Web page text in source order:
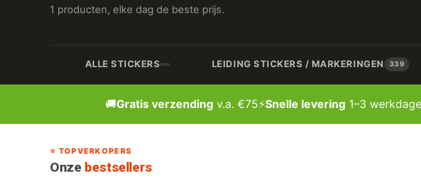
1 producten, elke dag de beste prijs.
ALLE STICKERS LEIDING STICKERS / MARKERINGEN 339
🚚Gratis verzendingv.a. €75⚡Snelle levering1–3
⭐ TOPVERKOPERS
Onze bestsellers